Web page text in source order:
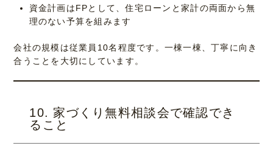
資金計画はFPとして、住宅ローンと家計の両面から無
理のない予算を組みます
会社の規模は従業員10名程度です。一棟一棟、丁寧に向き
合うことを大切にしています。
10. 家づくり無料相談会で確認でき
ること